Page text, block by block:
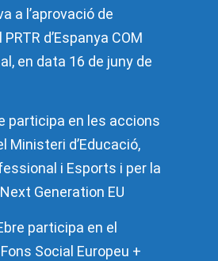
a l’aprovació de
PRTR d’Espanya COM
en data 16 de juny de
participa en les accions
Ministeri d’Educació,
i Esports i per la
Generation EU
participa en el
Social Europeu +